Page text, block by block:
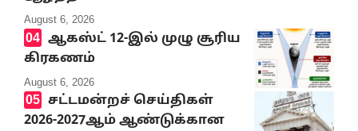
August 6, 2026
ஆகஸ்ட் 12-இல் முழு சூரிய
கிரகணம்
August 6, 2026
சட்டமன்றச் செய்திகள்
2026-2027ஆம் ஆண்டுக்கான